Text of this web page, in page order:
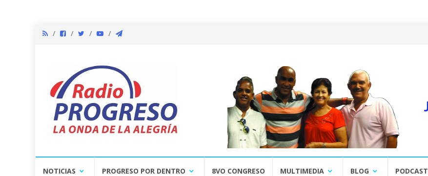
NOTICIAS PROGRESO POR DENTRO 8VO CONGRESO MULTIMEDIA BLOG PODCAST